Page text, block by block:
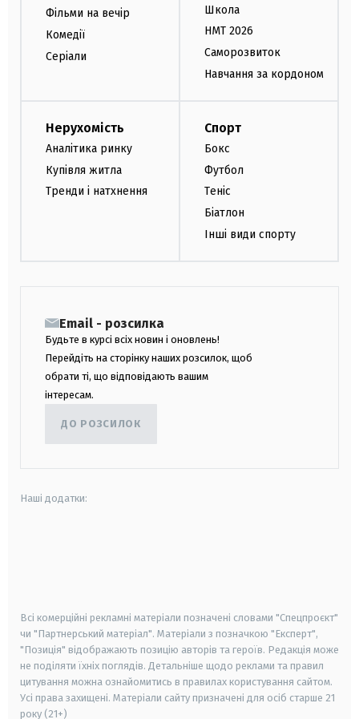
Фільми на вечір
Комедії
Серіали
Школа
НМТ 2026
Саморозвиток
Навчання за кордоном
Нерухомість
Аналітика ринку
Купівля житла
Тренди і натхнення
Спорт
Бокс
Футбол
Теніс
Біатлон
Інші види спорту
Email - розсилка
Будьте в курсі всіх новин і оновлень!
Перейдіть на сторінку наших розсилок, щоб
обрати ті, що відповідають вашим
інтересам.
ДО РОЗСИЛОК
Наші додатки:
Всі комерційні рекламні матеріали позначені словами "Спецпроєкт"
чи "Партнерський матеріал". Матеріали з позначкою "Експерт",
"Позиція" відображають позицію авторів та героїв. Редакція може
не поділяти їхніх поглядів. Детальніше щодо реклами та правил
цитування можна ознайомитись в правилах користування сайтом.
Усі права захищені. Матеріали сайту призначені для осіб старше 21
року (21+)